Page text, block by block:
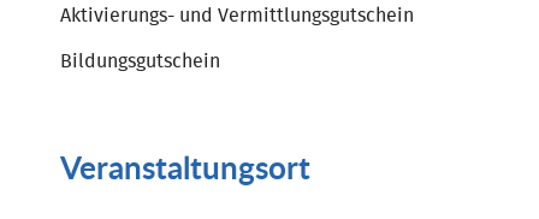
Aktivierungs- und Vermittlungsgutschein
Bildungsgutschein
Veranstaltungsort